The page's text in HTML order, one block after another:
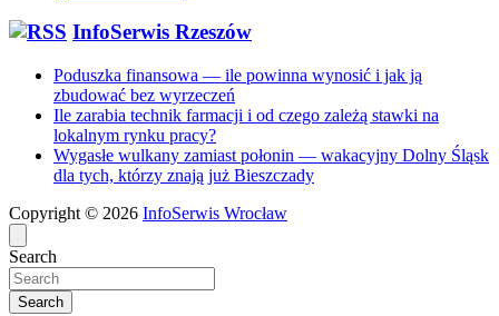
InfoSerwis Rzeszów
Poduszka finansowa — ile powinna wynosić i jak ją
zbudować bez wyrzeczeń
Ile zarabia technik farmacji i od czego zależą stawki na
lokalnym rynku pracy?
Wygasłe wulkany zamiast połonin — wakacyjny Dolny Śląsk
dla tych, którzy znają już Bieszczady
Copyright © 2026 InfoSerwis Wrocław
Search
Search